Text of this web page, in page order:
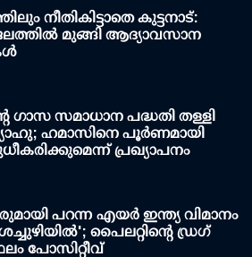
നീതികിട്ടാതെ കുട്ടനാട്:
മുങ്ങി ആദ്യാവസാന
ഗാസ സമാധാന പദ്ധതി തള്ളി
ഹമാസിനെ പൂര്‍ണമായി
പ്രഖ്യാപനം
പറന്ന എയര്‍ ഇന്ത്യ വിമാനം
പൈലറ്റിന്റെ ഡ്രഗ്
പോസിറ്റീവ്